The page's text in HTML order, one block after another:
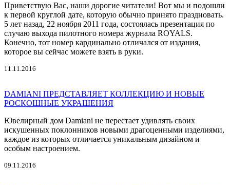
Приветствую Вас, наши дорогие читатели! Вот мы и подошли
к первой круглой дате, которую обычно принято праздновать.
5 лет назад, 22 ноября 2011 года, состоялась презентация по
случаю выхода пилотного номера журнала ROYALS.
Конечно, тот номер кардинально отличался от издания,
которое вы сейчас можете взять в руки.
11.11.2016
DAMIANI ПРЕДСТАВЛЯЕТ КОЛЛЕКЦИЮ И НОВЫЕ
РОСКОШНЫЕ УКРАШЕНИЯ
Ювелирный дом Damiani не перестает удивлять своих
искушенных поклонников новыми драгоценными изделиями,
каждое из которых отличается уникальным дизайном и
особым настроением.
09.11.2016